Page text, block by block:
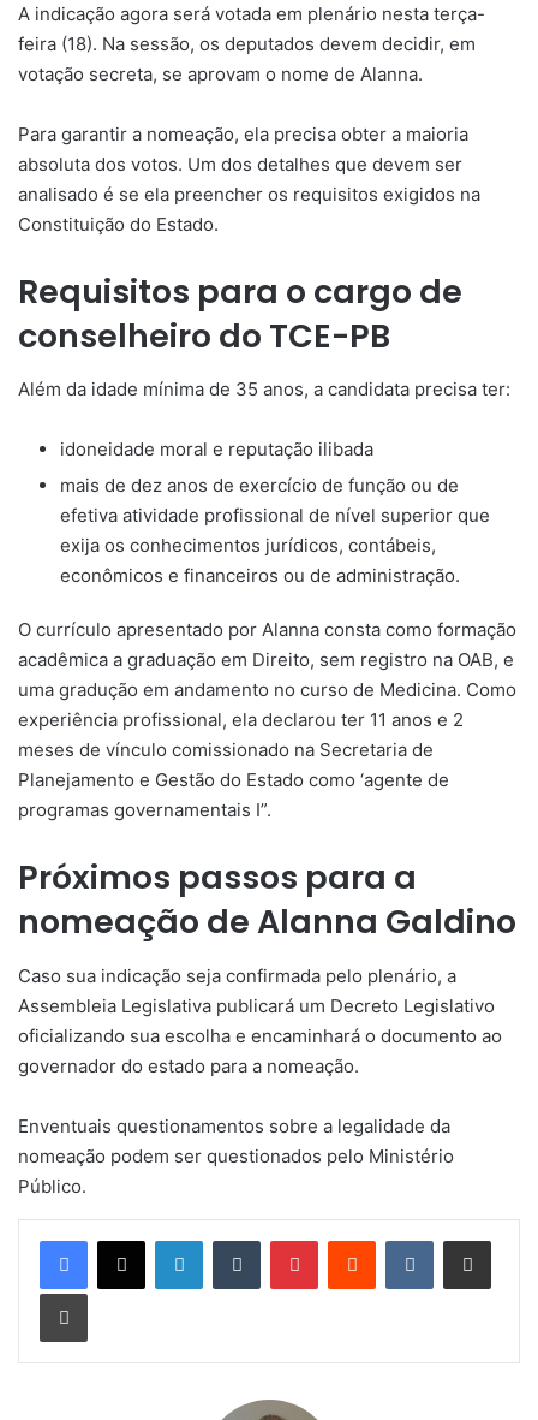
A indicação agora será votada em plenário nesta terça-
feira (18). Na sessão, os deputados devem decidir, em
votação secreta, se aprovam o nome de Alanna.
Para garantir a nomeação, ela precisa obter a maioria
absoluta dos votos. Um dos detalhes que devem ser
analisado é se ela preencher os requisitos exigidos na
Constituição do Estado.
Requisitos para o cargo de
conselheiro do TCE-PB
Além da idade mínima de 35 anos, a candidata precisa ter:
idoneidade moral e reputação ilibada
mais de dez anos de exercício de função ou de
efetiva atividade profissional de nível superior que
exija os conhecimentos jurídicos, contábeis,
econômicos e financeiros ou de administração.
O currículo apresentado por Alanna consta como formação
acadêmica a graduação em Direito, sem registro na OAB, e
uma gradução em andamento no curso de Medicina. Como
experiência profissional, ela declarou ter 11 anos e 2
meses de vínculo comissionado na Secretaria de
Planejamento e Gestão do Estado como ‘agente de
programas governamentais I”.
Próximos passos para a
nomeação de Alanna Galdino
Caso sua indicação seja confirmada pelo plenário, a
Assembleia Legislativa publicará um Decreto Legislativo
oficializando sua escolha e encaminhará o documento ao
governador do estado para a nomeação.
Enventuais questionamentos sobre a legalidade da
nomeação podem ser questionados pelo Ministério
Público.